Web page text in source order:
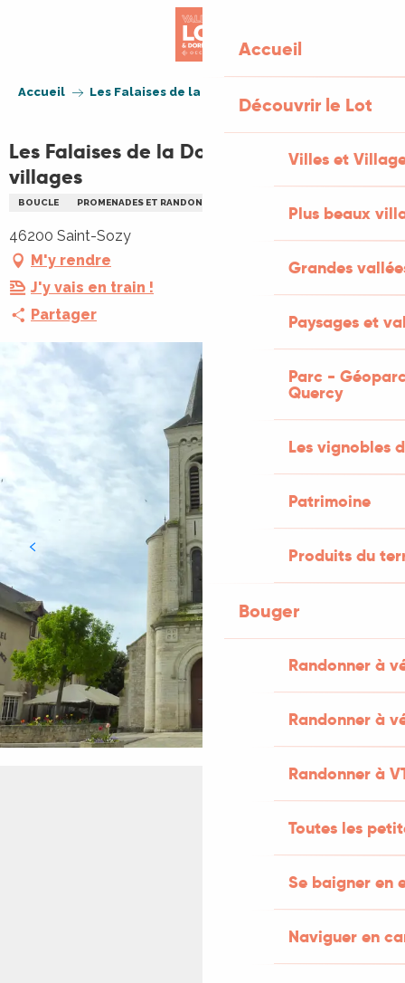
Accueil
Découvrir le Lot
Villes et
Plus beaux
Grandes
Paysages et
Parc -
Quercy
Les vignobles
Patrimoine
Produits du
Bouger
Randonner à
Randonner à
Randonner à
Toutes les
Se baigner en
Naviguer en
Accueil Les Falaises de la Dordogne et leurs villages
Les Falaises de la Dordogne et leurs
villages
BOUCLE PROMENADES ET RANDONNÉES (PR)
46200 Saint-Sozy
M'y rendre
J'y vais en train !
Partager